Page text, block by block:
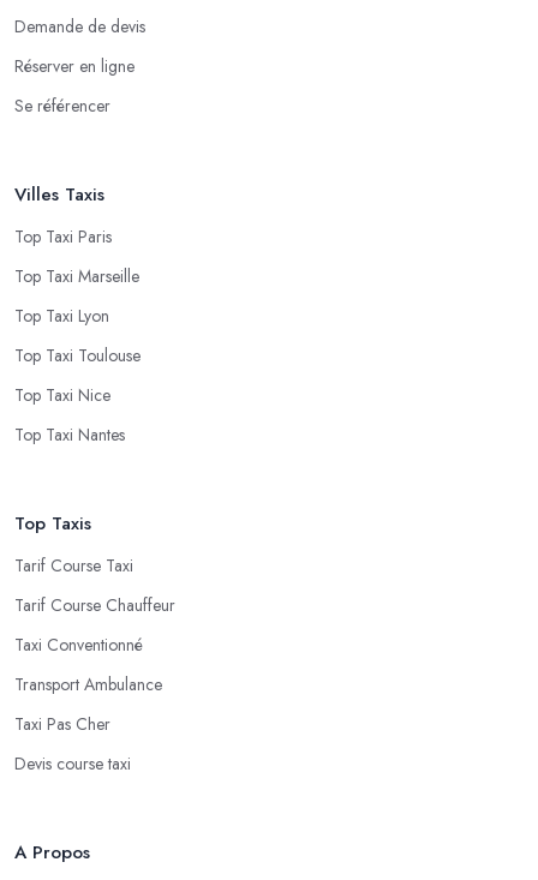
Demande de devis
Réserver en ligne
Se référencer
Villes Taxis
Top Taxi Paris
Top Taxi Marseille
Top Taxi Lyon
Top Taxi Toulouse
Top Taxi Nice
Top Taxi Nantes
Top Taxis
Tarif Course Taxi
Tarif Course Chauffeur
Taxi Conventionné
Transport Ambulance
Taxi Pas Cher
Devis course taxi
A Propos